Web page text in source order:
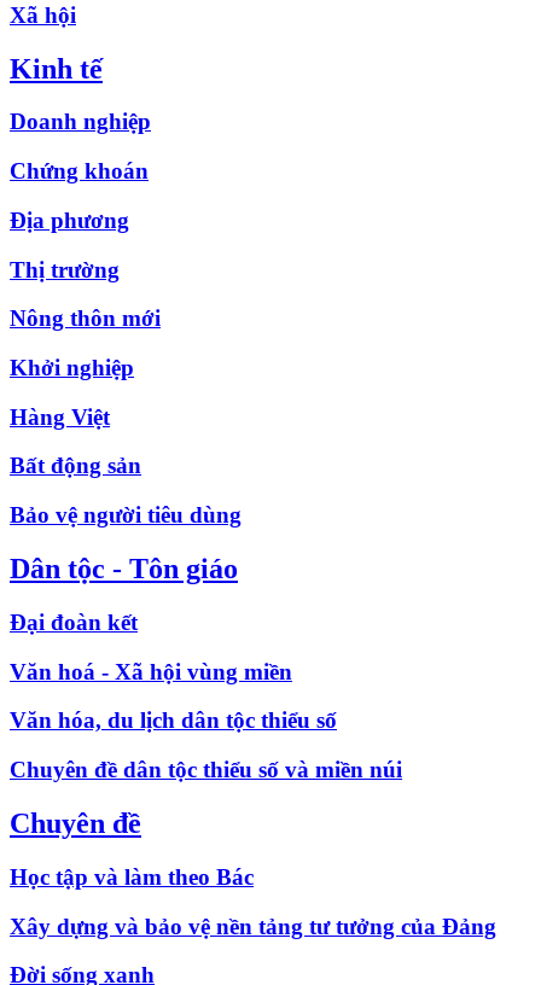
Xã hội
Kinh tế
Doanh nghiệp
Chứng khoán
Địa phương
Thị trường
Nông thôn mới
Khởi nghiệp
Hàng Việt
Bất động sản
Bảo vệ người tiêu dùng
Dân tộc - Tôn giáo
Đại đoàn kết
Văn hoá - Xã hội vùng miền
Văn hóa, du lịch dân tộc thiểu số
Chuyên đề dân tộc thiểu số và miền núi
Chuyên đề
Học tập và làm theo Bác
Xây dựng và bảo vệ nền tảng tư tưởng của Đảng
Đời sống xanh